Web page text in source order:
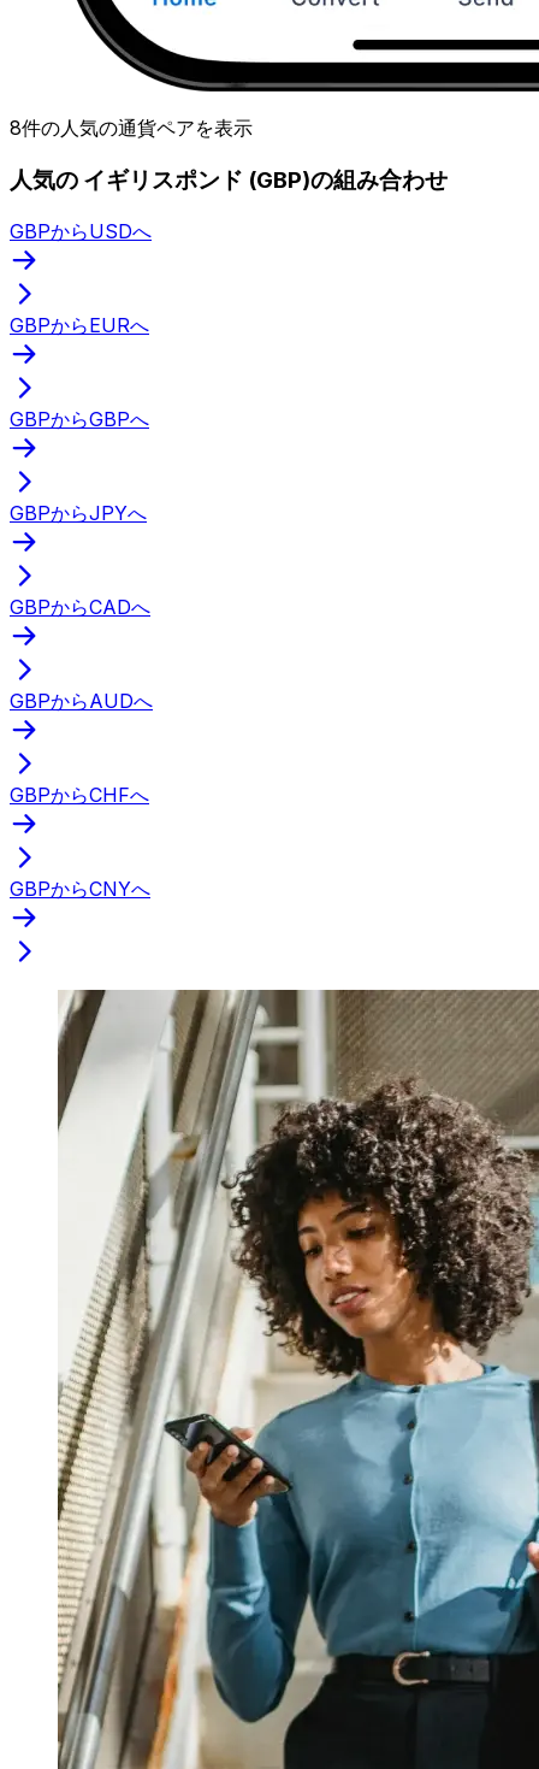
8件の人気の通貨ペアを表示
人気の イギリスポンド (GBP)の組み合わせ
GBPからUSDへ
GBPからEURへ
GBPからGBPへ
GBPからJPYへ
GBPからCADへ
GBPからAUDへ
GBPからCHFへ
GBPからCNYへ